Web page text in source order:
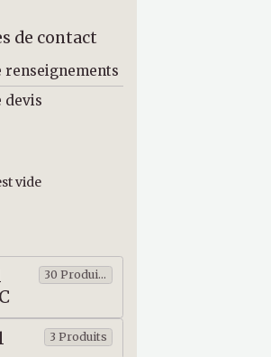
de contact
renseignements
devis
vide
30 Produits
3 Produits